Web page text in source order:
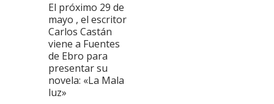
El próximo 29 de
mayo , el escritor
Carlos Castán
viene a Fuentes
de Ebro para
presentar su
novela: «La Mala
luz»